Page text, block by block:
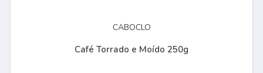
CABOCLO
Café Torrado e Moído 250g